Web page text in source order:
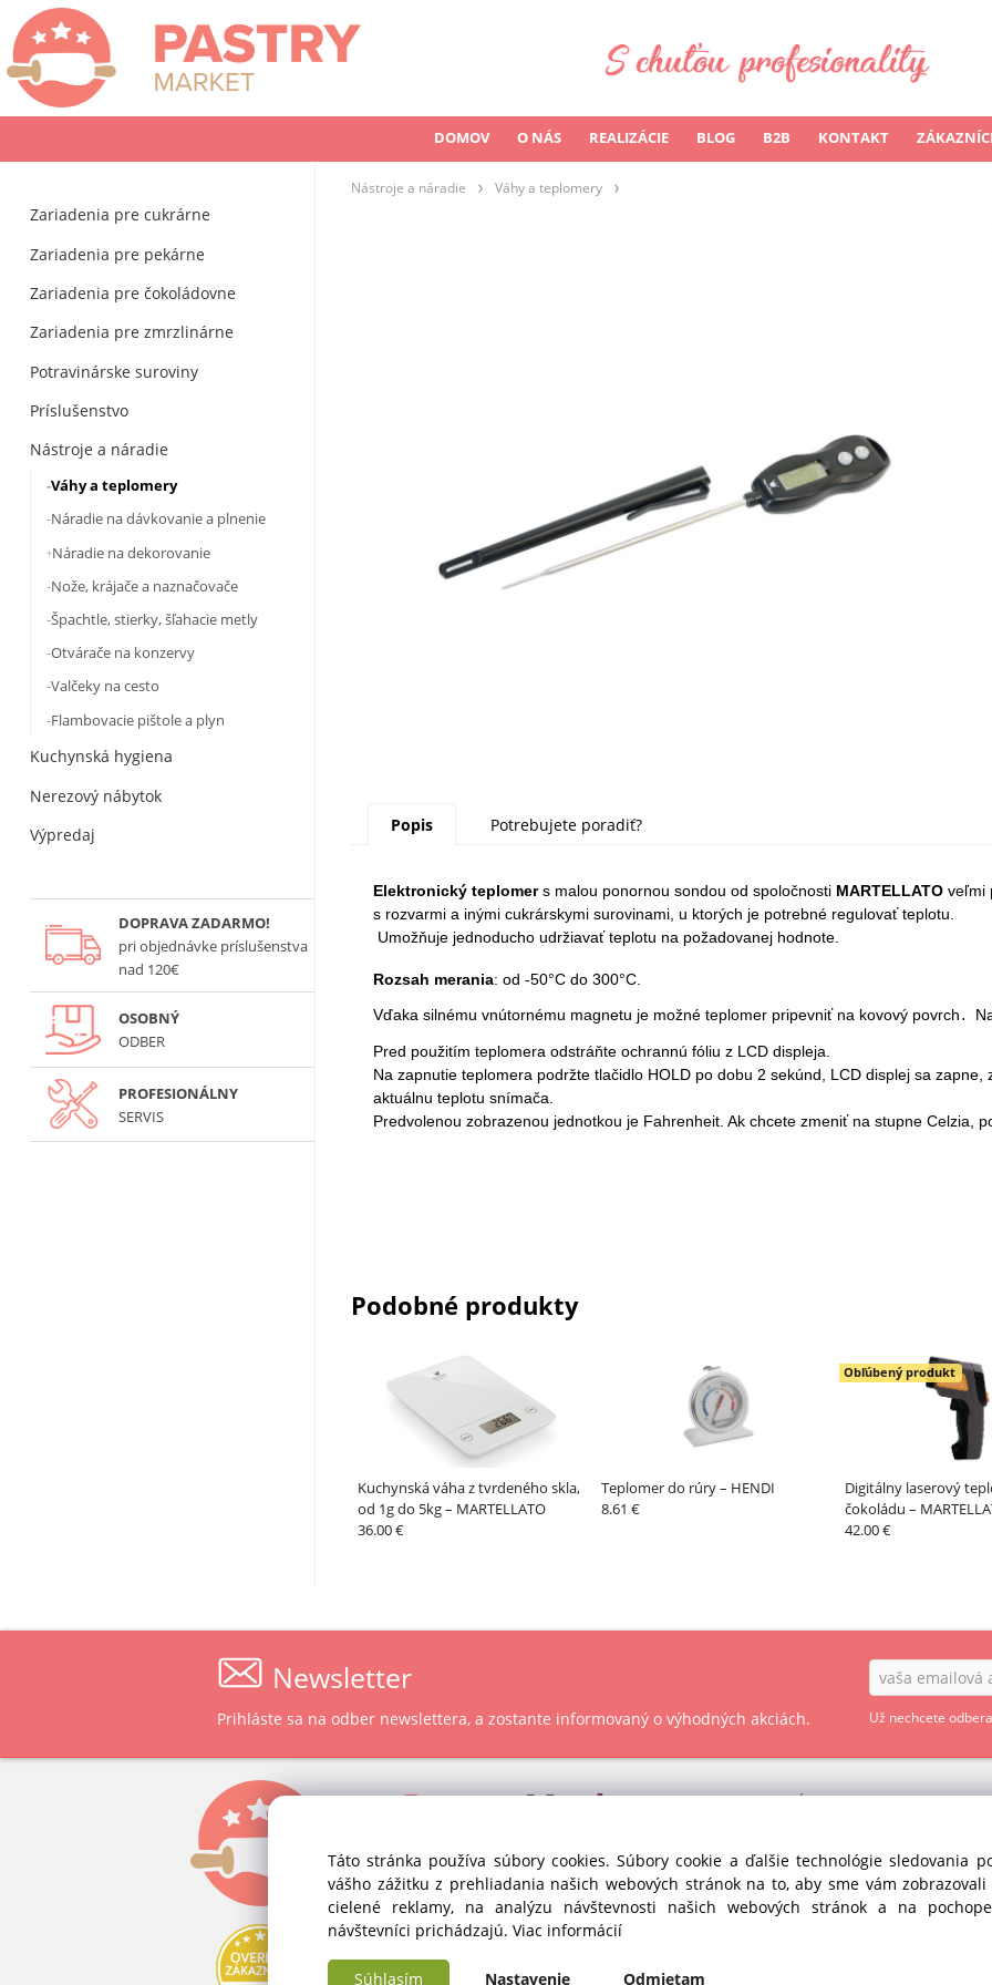
DOMOV O NÁS REALIZÁCIE BLOG B2B KONTAKT
Zariadenia pre cukrárne
Zariadenia pre pekárne
Zariadenia pre čokoládovne
Zariadenia pre zmrzlinárne
Potravinárske suroviny
Príslušenstvo
Nástroje a náradie
Váhy a teplomery
Náradie na dávkovanie a plnenie
Náradie na dekorovanie
Nože, krájače a naznačovače
Špachtle, stierky, šľahacie metly
Otvárače na konzervy
Valčeky na cesto
Flambovacie pištole a plyn
Kuchynská hygiena
Nerezový nábytok
Výpredaj
DOPRAVA ZADARMO!
pri objednávke príslušenstva
nad 120€
OSOBNÝ
ODBER
PROFESIONÁLNY
SERVIS
Nástroje a náradie Váhy a teplomery
Popis Potrebujete poradiť?
Elektronický teplomer s malou ponornou sondou od spoločnosti MARTELLATO veľmi
s rozvarmi a inými cukrárskymi surovinami, u ktorých je potrebné regulovať teplotu.
Umožňuje jednoducho udržiavať teplotu na požadovanej hodnote.
Rozsah merania: od -50°C do 300°C.
Vďaka silnému vnútornému magnetu je možné teplomer pripevniť na kovový povrch .
Pred použitím teplomera odstráňte ochrannú fóliu z LCD displeja.
Na zapnutie teplomera podržte tlačidlo HOLD po dobu 2 sekúnd, LCD displej sa zapne,
aktuálnu teplotu snímača.
Predvolenou zobrazenou jednotkou je Fahrenheit. Ak chcete zmeniť na stupne Celzia,
Podobné produkty
Kuchynská váha z tvrdeného skla,
od 1g do 5kg – MARTELLATO
36.00 €
Teplomer do rúry – HENDI
8.61 €
Digitálny laserový
čokoládu –
Obľúbený produkt
42.00 €
Newsletter
Prihláste sa na odber newslettera, a zostante informovaný o výhodných akciách. Už nechcete
PastryMarket
Štefánikova 35
SK-900 28 Ivanka pri Dunaji (SC)
Slovenská Republika
IČO: 34 139 435
OBCHODNÉ PODMIENKY - SPOTREBITEĽ
OCHRANA OSOBNÝCH ÚDAJOV GDPR
Táto stránka používa súbory cookies. Súbory cookie a ďalšie technológie sledovania
vášho zážitku z prehliadania našich webových stránok na to, aby sme vám
cielené reklamy, na analýzu návštevnosti našich webových stránok a na
návštevníci prichádzajú. Viac informácií
Súhlasím Nastavenie Odmietam